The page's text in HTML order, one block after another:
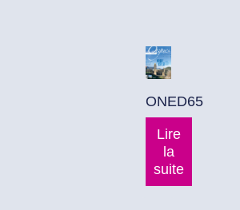
ONED65
Lire
la
suite